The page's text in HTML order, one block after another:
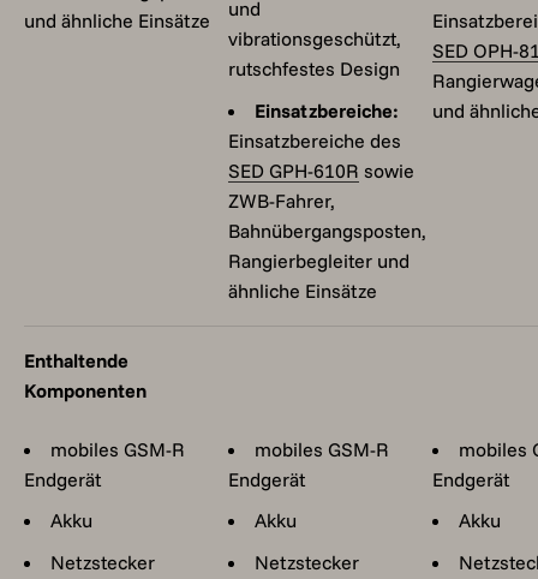
und ähnliche Einsätze
und
vibrationsgeschützt,
rutschfestes Design
Einsatzbereiche:
Einsatzbereiche des
SED GPH-610R sowie
ZWB-Fahrer,
Bahnübergangsposten,
Rangierbegleiter und
ähnliche Einsätze
SED OPH-
und
Enthaltende
Komponenten
mobiles GSM-R
Endgerät
Akku
Netzstecker
mobiles GSM-R
Endgerät
Akku
Netzstecker
mobiles
Endgerät
Akku